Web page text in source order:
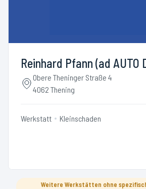
Reinhard Pfann (ad AUTO
Obere Theninger Straße 4
4062 Thening
Werkstatt Kleinschaden
Weitere Werkstätten ohne